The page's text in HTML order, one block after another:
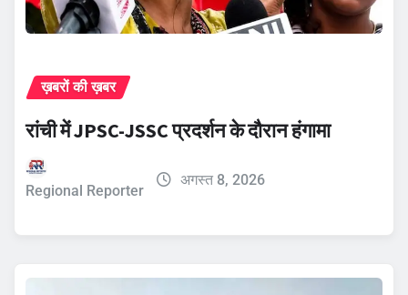
ख़बरों की ख़बर
रांची में JPSC-JSSC प्रदर्शन के दौरान हंगामा
Regional Reporter
अगस्त 8, 2026